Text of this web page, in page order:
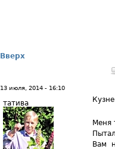
Вверх
13 июля, 2014 - 16:10
татива
Меня
Вам